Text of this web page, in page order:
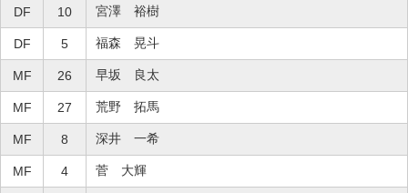
DF 10 宮澤 裕樹
DF 5 福森 晃斗
MF 26 早坂 良太
MF 27 荒野 拓馬
MF 8 深井 一希
MF 4 菅 大輝